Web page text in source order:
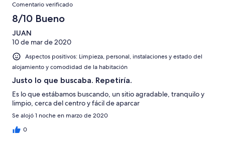
Comentario verificado
8/10 Bueno
JUAN
10 de mar de 2020
Aspectos positivos: Limpieza, personal, instalaciones y estado del
alojamiento y comodidad de la habitación
Justo lo que buscaba. Repetiría.
Es lo que estábamos buscando, un sitio agradable, tranquilo y
limpio, cerca del centro y fácil de aparcar
Se alojó 1 noche en marzo de 2020
0